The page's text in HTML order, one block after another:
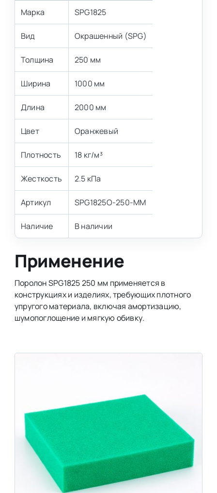
Марка SPG1825
Вид Окрашенный (SPG)
Толщина 250 мм
Ширина 1000 мм
Длина 2000 мм
Цвет Оранжевый
Плотность 18 кг/м³
Жесткость 2.5 кПа
Артикул SPG1825O-250-MM
Наличие В наличии
Применение
Поролон SPG1825 250 мм применяется в
конструкциях и изделиях, требующих плотного
упругого материала, включая амортизацию,
шумопоглощение и мягкую обивку.